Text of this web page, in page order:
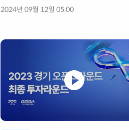
2024년 09월 12일 05:00